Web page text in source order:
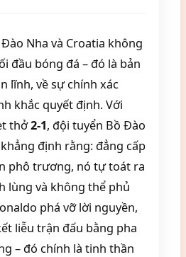
Nha và Croatia không
đầu bóng đá – đó là bản
lĩnh, về sự chính xác
khắc quyết định. Với
thở2-1, đội tuyển Bồ Đào
định rằng: đẳng cấp
phô trương, nó tự toát ra
lùng và không thể phủ
phá vỡ lời nguyền,
liễu trận đấu bằng pha
– đó chính là tinh thần